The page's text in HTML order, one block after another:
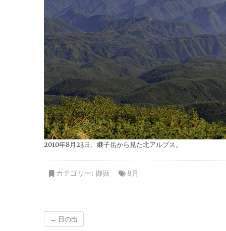
2010年8月23日、継子岳から見た北アルプス。
カテゴリー: 御嶽 8月
← 日の出